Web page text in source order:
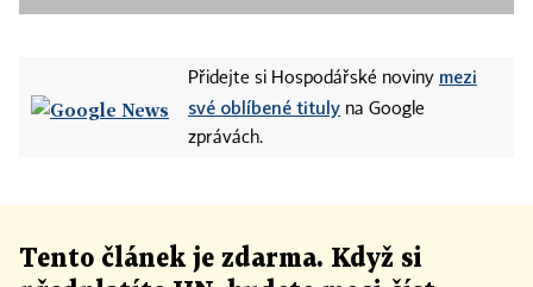
Přidejte si Hospodářské noviny mezi
své oblíbené tituly na Google
zprávách.
Tento článek je zdarma. Když si